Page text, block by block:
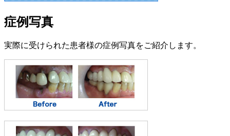
症例写真
実際に受けられた患者様の症例写真をご紹介します。